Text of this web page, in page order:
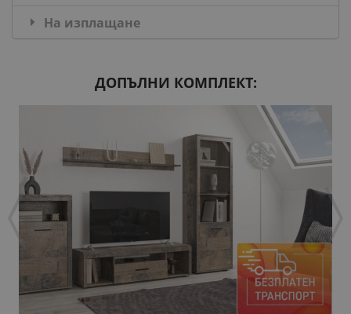
На изплащане
ДОПЪЛНИ КОМПЛЕКТ: